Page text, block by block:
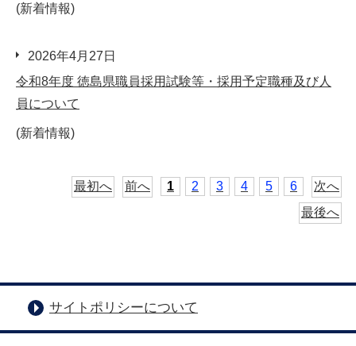
(新着情報)
2026年4月27日
令和8年度 徳島県職員採用試験等・採用予定職種及び人
員について
(新着情報)
最初へ 前へ 1 2 3 4 5 6
次へ
最後へ
サイトポリシーについて